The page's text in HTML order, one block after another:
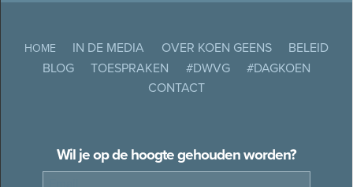
HOME IN DE MEDIA OVER KOEN GEENS
BELEID
BLOG
TOESPRAKEN #DWVG
#DAGKOEN
CONTACT
Wil je op de hoogte gehouden worden?